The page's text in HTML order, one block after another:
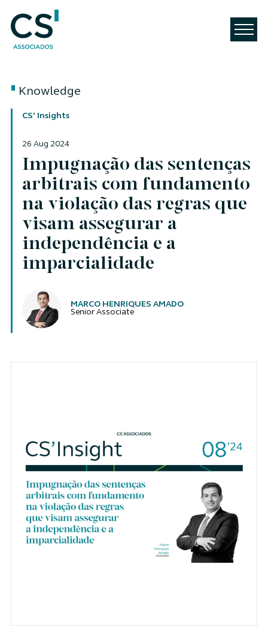
Knowledge
CS' Insights
26 Aug 2024
Impugnação das sentenças
arbitrais com fundamento
na violação das regras que
visam assegurar a
independência e a
imparcialidade
Authors
MARCO HENRIQUES AMADO
Senior Associate